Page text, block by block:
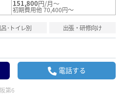
151,800円/月～
初期費用他 70,400円～
呂･トイレ別 出張・研修向け
電話する
第6